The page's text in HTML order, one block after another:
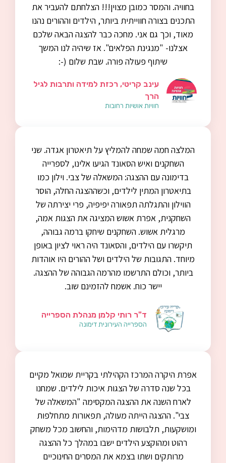
בחוויה. והמסר כמובן מצוין!!! הצלחתם להעביר את
התכנים בצורה חווייתית ביותר, הילדים וההורים נהנו
מאוד, וכך גם אני. מחכה כבר להצגה הבאה שלכם
אצלנו- "מנגינת הפלאים". אז שיהיה לנו המשך
שיתוף פעולה פורה. שבת שלום (-:
עינב קריטי, רכזת למידה ותרבות לגיל
הרך
חוויות אושיות רחובות
המלצה חמה שמחה להמליץ על תיאטרון אגדה. שני
השחקנים ואיש הסאונד הגיעו אלינו, לספרייה
בדימונה עם ההצגה: המשאלה של צבי. וילון כמו
בתיאטרון המתין לילדים, וכשההצגה החלה, הוסר
הווילון והתגלתה תפאורה יפיפיה, פרי יצירתה של
השחקנית, אפרת אשוש המציגה את הצגות אמה,
מרגלית אשוש. השחקנים שיחקו ברמה גבוהה,
תיקשרו עם הילדים, והסאונד היה ראוי לציון באופן
מיוחד. התגובות של הילדים ושל ההורים היו אוהדות
ביותר, וכולם התרשמו מהרמה הגבוהה של ההצגה.
יישר כוח. אשמח להזמינם שוב.
ד"ר רותי קלמן מנהלת הספרייה
הספרייה העירונית דימונה
אפרת היקרה המרכז הקהילתי בקריית שמואל מקיים
בכל שנה סדרה של הצגות איכות לילדים. שמחנו
לארח השנה את ההצגה המקסימה "המשאלה של
צבי". ההצגה הייתה מעולה, תפאורות מתחלפות
ומושקעות, תלבושות מדהימות, והחשוב מכל משחק
רהוט ומהוקצע הילדים ישבו במהלך כל ההצגה
מרותקים ושתו בצמא את המסרים החינוכיים